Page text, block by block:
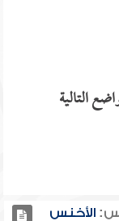
التالية
الأخنس